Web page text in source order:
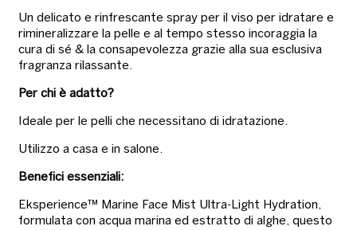
Un delicato e rinfrescante spray per il viso per idratare e
rimineralizzare la pelle e al tempo stesso incoraggia la
cura di sé & la consapevolezza grazie alla sua esclusiva
fragranza rilassante.
Per chi è adatto?
Ideale per le pelli che necessitano di idratazione.
Utilizzo a casa e in salone.
Benefici essenziali:
Eksperience™ Marine Face Mist Ultra-Light Hydration,
formulata con acqua marina ed estratto di alghe, questo